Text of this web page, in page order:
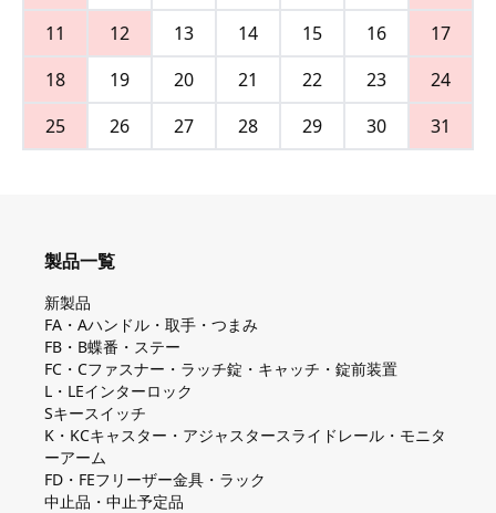
11
12 13 14 15 16
17
18
19 20 21 22 23
24
25
26 27 28 29 30 31
製品一覧
新製品
FA・Aハンドル・取手・つまみ
FB・B蝶番・ステー
FC・Cファスナー・ラッチ錠・キャッチ・錠前装置
L・LEインターロック
Sキースイッチ
K・KCキャスター・アジャスタースライドレール・モニタ
ーアーム
FD・FEフリーザー金具・ラック
中止品・中止予定品